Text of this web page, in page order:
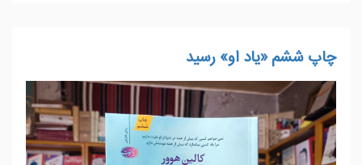
چاپ ششم «یاد او» رسید